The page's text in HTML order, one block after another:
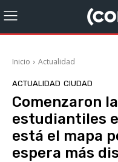
Inicio Actualidad
ACTUALIDAD CIUDAD
Comenzaron
estudiantiles
está el mapa
espera más